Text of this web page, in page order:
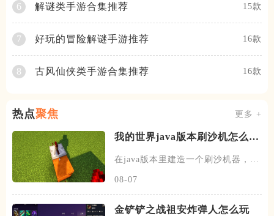
6 解谜类手游合集推荐 15款
7 好玩的冒险解谜手游推荐 16款
8 古风仙侠类手游合集推荐 16款
热点聚焦 更多 +
我的世界java版本刷沙机怎么建
在java版本里建造一个刷沙机器，首
08-07
金铲铲之战祖安炸弹人怎么玩